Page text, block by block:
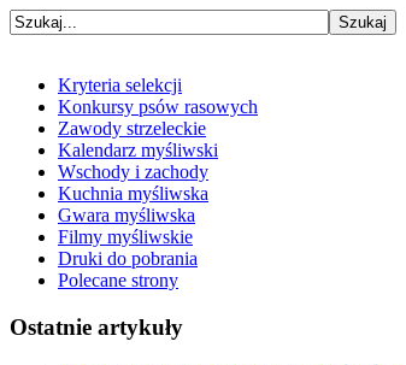
Kryteria selekcji
Konkursy psów rasowych
Zawody strzeleckie
Kalendarz myśliwski
Wschody i zachody
Kuchnia myśliwska
Gwara myśliwska
Filmy myśliwskie
Druki do pobrania
Polecane strony
Ostatnie artykuły